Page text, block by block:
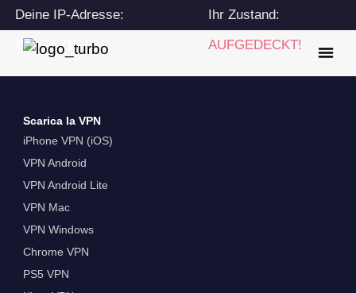
Deine IP-Adresse:
216.73.216.134
Ihr Zustand:
AUFGEDECKT!
Scarica la VPN
iPhone VPN (iOS)
VPN Android
VPN Android Lite
VPN Mac
VPN Windows
Chrome VPN
PS5 VPN